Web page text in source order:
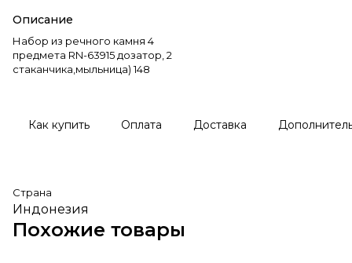
Описание
Набор из речного камня 4
предмета RN-63915 дозатор, 2
стаканчика,мыльница) 148
Как купить Оплата Доставка
Страна
Индонезия
Похожие товары